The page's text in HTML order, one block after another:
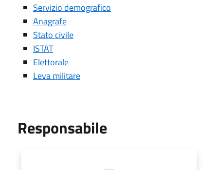
Servizio demografico
Anagrafe
Stato civile
ISTAT
Elettorale
Leva militare
Responsabile